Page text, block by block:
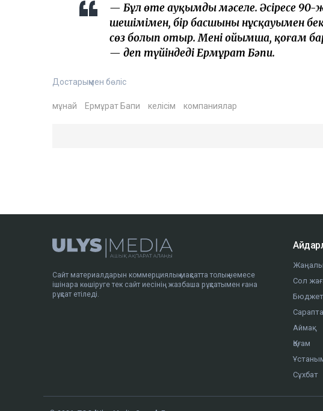
— Бұл өте ауқымды мәселе. Әсіресе 90-
шешімімен, бір басшының нұсқауымен
сөз болып отыр. Менің ойымша, қоғам
— деп түйіндеді Ермұрат Бәпи.
Достарыңмен бөліс
мұнай Ермұрат Бапи келісім компаниялар
Сайт материалдарын коммерциялық мақсатта толық немесе
ішінара көшіруге тек сайт иесінің жазбаша рұқсатымен ғана
рұқсат етіледі.
Сол
Бюджет
Аймақ
Қоғам
Сұхбат